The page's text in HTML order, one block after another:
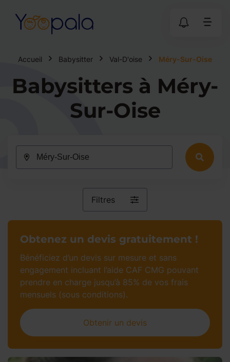
Accueil Babysitter Val-D'oise Méry-Sur-Oise
Babysitters à Méry-
Sur-Oise
Filtres
Obtenez un devis gratuitement !
Bénéficiez d’un devis sur mesure et sans
engagement incluant l’aide CAF CMG pouvant
prendre en charge jusqu’à 85% de vos frais
mensuels (sous conditions).
Obtenir un devis